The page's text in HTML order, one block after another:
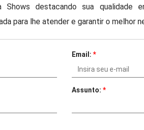
Shows destacando sua qualidade
para lhe atender e garantir o melhor
Email: *
Assunto: *